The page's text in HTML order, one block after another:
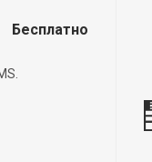
Бесплатно